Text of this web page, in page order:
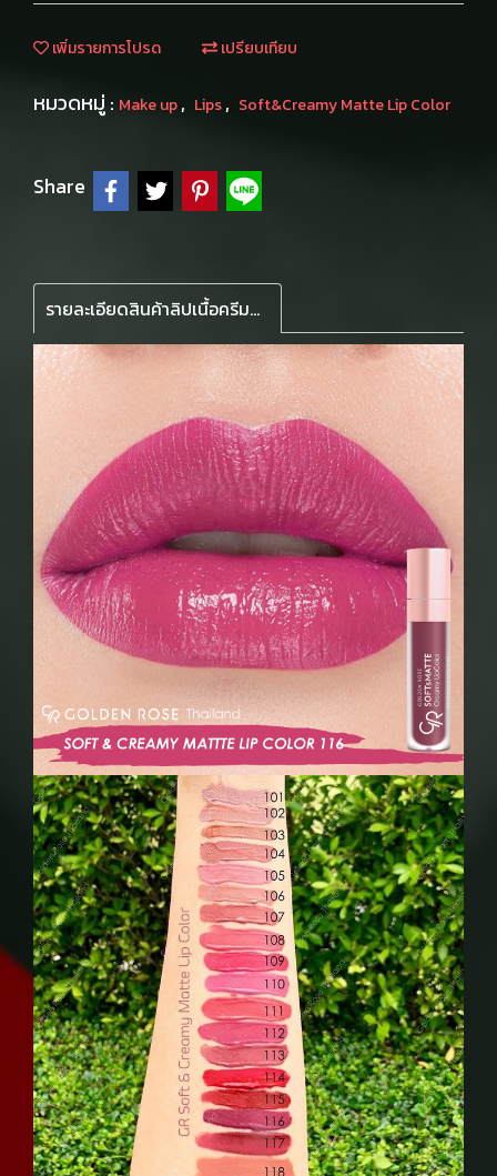
เพิ่มรายการโปรด เปรียบเทียบ
หมวดหมู่ : Make up, Lips, Soft&Creamy Matte Lip Color
Share
รายละเอียดสินค้าลิปเนื้อครีมลิขวิด เนื้อนุ่มละมุน น้ำหนักเบา เหมือนปุยนุ่นบนริมฝีปาก ติดทนนาน มีโจโจบา และอโวคาโด ออยล์บำรุงให้ความชุ่มชื้น แปรงแบนปลายดค้ง วาดรูปปากคมชัด